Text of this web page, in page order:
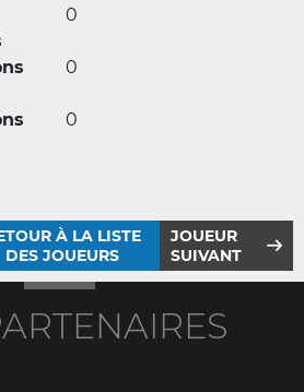
0
0
0
À LA LISTE
DES JOUEURS
JOUEUR
SUIVANT